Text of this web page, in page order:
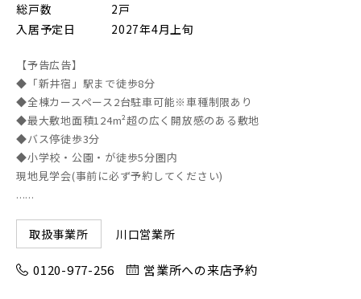
白岡市(0)
北足立郡伊奈町(5)
埼玉・東部エリア(15)
春日部市(5) 草加市(0)
越谷市(8)
三郷市(2)
幸手市(0)
市川市(5)
総戸数
2戸
入居予定日
2027年4月上旬
【予告広告】
◆「新井宿」駅まで徒歩8分
◆全棟カースペース2台駐車可能※車種制限あり
◆最大敷地面積124m²超の広く開放感のある敷地
◆バス停徒歩3分
◆小学校・公園・が徒歩5分圏内
現地見学会(事前に必ず予約してください)
......
取扱事業所 川口営業所
0120-977-256 営業所への来店予約